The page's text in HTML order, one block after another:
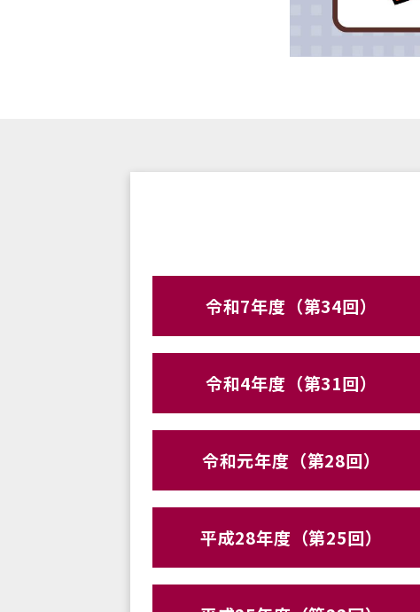
令和7年度（第34回）
令和4年度（第31回）
令和元年度（第28回）
平成28年度（第25回）